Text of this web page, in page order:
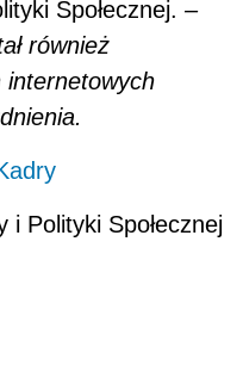
Społecznej. –
również
internetowych
i Polityki Społecznej